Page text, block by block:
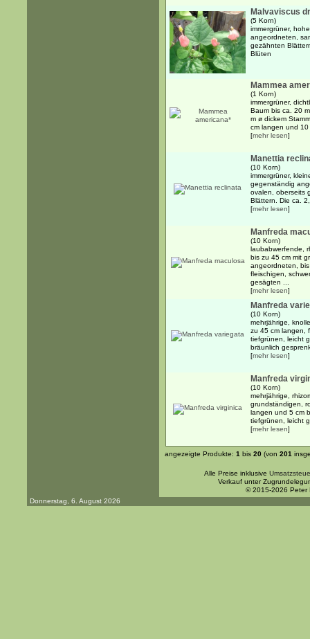
Malvaviscus
(5 Korn)
immergrüner,
angeordneten,
gezähnten
Blüten
Mammea
(1 Korn)
immergrüner,
Baum bis ca. 20
m ø dickem
cm langen und
[mehr lesen]
Manettia
(10 Korn)
immergrüner,
gegenständig
ovalen, oberseits
Blättern. Die ca.
[mehr lesen]
Manfreda
(10 Korn)
laubabwerfende,
bis zu 45 cm mit
angeordneten,
fleischigen,
gesägten ...
[mehr lesen]
Manfreda
(10 Korn)
mehrjährige,
zu 45 cm langen,
tiefgrünen, leicht
bräunlich
[mehr lesen]
Manfreda
(10 Korn)
mehrjährige,
grundständigen,
langen und 5 cm
tiefgrünen, leicht
[mehr lesen]
angezeigte Produkte: 1 bis 20 (von 201
Alle Preise inklusive
Verkauf unter
© 2015-2026 Peter
Donnerstag, 6. August 2026